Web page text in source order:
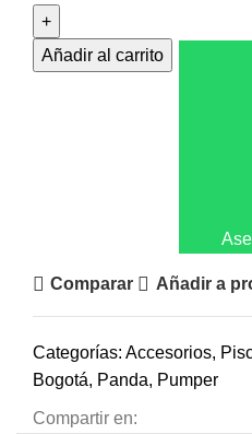
Añadir al carrito
Comparar Añadir a
Categorías: Accesorios,
Bogotá, Panda, Pumper
Compartir en: